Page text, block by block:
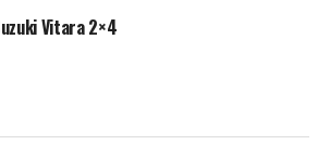
Vitara 2×4